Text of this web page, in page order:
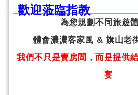
歡迎蒞臨指教
為您規劃不同旅遊
體會濃濃客家風 & 旗山老
我們不只是賣房間，而是提供
宴